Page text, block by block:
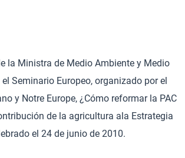
la Ministra de Medio Ambiente y Medio
Seminario Europeo, organizado por el
y Notre Europe, ¿Cómo reformar la PAC
de la agricultura ala Estrategia
el 24 de junio de 2010.